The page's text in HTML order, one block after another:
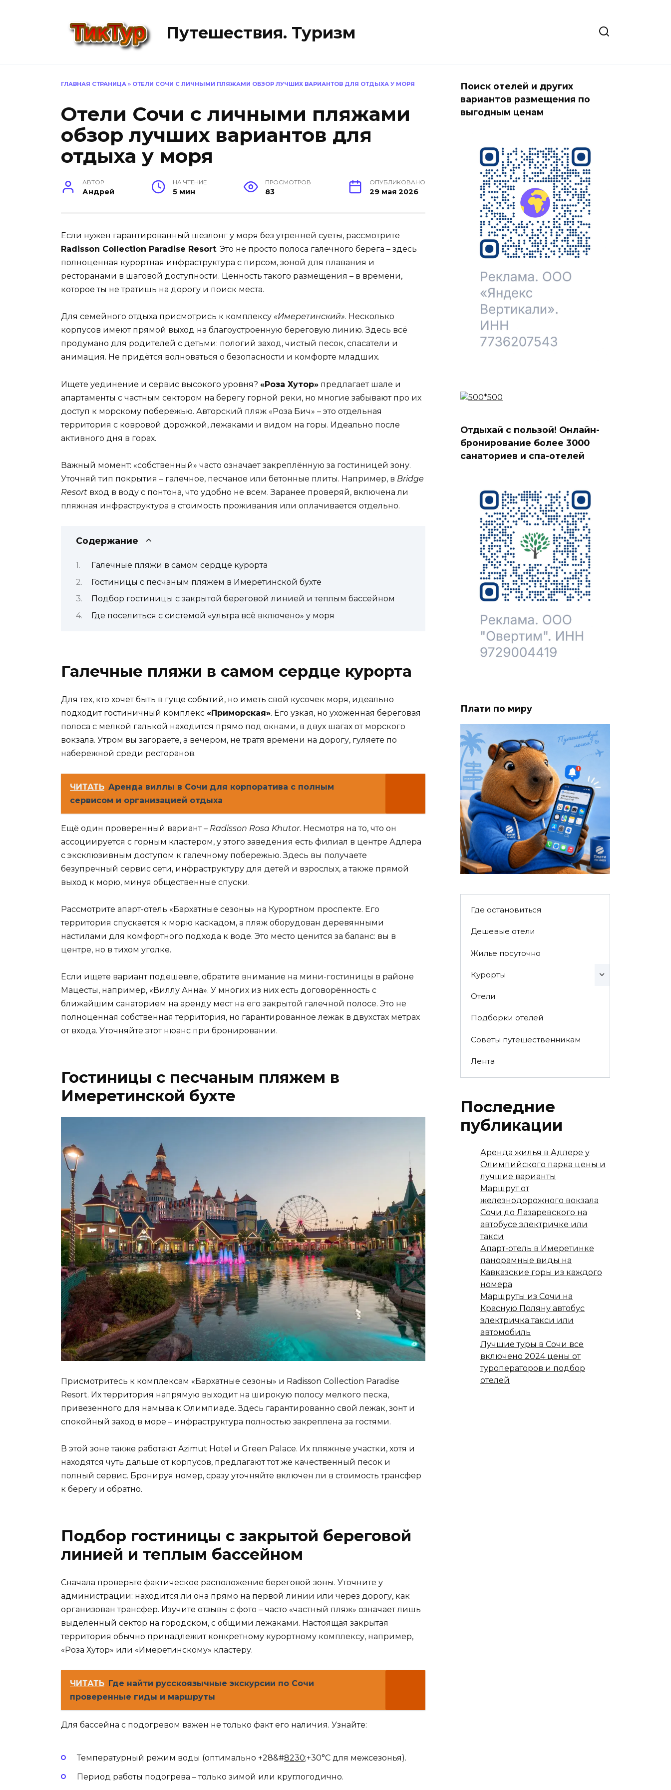
Путешествия. Туризм
ГЛАВНАЯ СТРАНИЦА » ОТЕЛИ СОЧИ С ЛИЧНЫМИ ПЛЯЖАМИ ОБЗОР ЛУЧШИХ ВАРИАНТОВ ДЛЯ ОТДЫХА У МОРЯ
Отели Сочи с личными пляжами
обзор лучших вариантов для
отдыха у моря
АВТОР
Андрей
НА ЧТЕНИЕ
5 мин
ПРОСМОТРОВ
83
ОПУБЛИКОВАНО
29 мая 2026
Если нужен гарантированный шезлонг у моря без утренней суеты, рассмотрите
Radisson Collection Paradise Resort. Это не просто полоса галечного берега – здесь
полноценная курортная инфраструктура с пирсом, зоной для плавания и
ресторанами в шаговой доступности. Ценность такого размещения – в времени,
которое ты не тратишь на дорогу и поиск места.
Для семейного отдыха присмотрись к комплексу «Имеретинский». Несколько
корпусов имеют прямой выход на благоустроенную береговую линию. Здесь всё
продумано для родителей с детьми: пологий заход, чистый песок, спасатели и
анимация. Не придётся волноваться о безопасности и комфорте младших.
Ищете уединение и сервис высокого уровня? «Роза Хутор» предлагает шале и
апартаменты с частным сектором на берегу горной реки, но многие забывают про их
доступ к морскому побережью. Авторский пляж «Роза Бич» – это отдельная
территория с ковровой дорожкой, лежаками и видом на горы. Идеально после
активного дня в горах.
Важный момент: «собственный» часто означает закреплённую за гостиницей зону.
Уточняй тип покрытия – галечное, песчаное или бетонные плиты. Например, в Bridge
Resort вход в воду с понтона, что удобно не всем. Заранее проверяй, включена ли
пляжная инфраструктура в стоимость проживания или оплачивается отдельно.
Содержание
Галечные пляжи в самом сердце курорта
Гостиницы с песчаным пляжем в Имеретинской бухте
Подбор гостиницы с закрытой береговой линией и теплым бассейном
Где поселиться с системой «ультра всё включено» у моря
Галечные пляжи в самом сердце курорта
Для тех, кто хочет быть в гуще событий, но иметь свой кусочек моря, идеально
подходит гостиничный комплекс «Приморская». Его узкая, но ухоженная береговая
полоса с мелкой галькой находится прямо под окнами, в двух шагах от морского
вокзала. Утром вы загораете, а вечером, не тратя времени на дорогу, гуляете по
набережной среди ресторанов.
ЧИТАТЬ Аренда виллы в Сочи для корпоратива с полным
сервисом и организацией отдыха
Ещё один проверенный вариант – Radisson Rosa Khutor. Несмотря на то, что он
ассоциируется с горным кластером, у этого заведения есть филиал в центре Адлера
с эксклюзивным доступом к галечному побережью. Здесь вы получаете
безупречный сервис сети, инфраструктуру для детей и взрослых, а также прямой
выход к морю, минуя общественные спуски.
Рассмотрите апарт-отель «Бархатные сезоны» на Курортном проспекте. Его
территория спускается к морю каскадом, а пляж оборудован деревянными
настилами для комфортного подхода к воде. Это место ценится за баланс: вы в
центре, но в тихом уголке.
Если ищете вариант подешевле, обратите внимание на мини-гостиницы в районе
Мацесты, например, «Виллу Анна». У многих из них есть договорённость с
ближайшим санаторием на аренду мест на его закрытой галечной полосе. Это не
полноценная собственная территория, но гарантированное лежак в двухстах метрах
от входа. Уточняйте этот нюанс при бронировании.
Гостиницы с песчаным пляжем в
Имеретинской бухте
Присмотритесь к комплексам «Бархатные сезоны» и Radisson Collection Paradise
Resort. Их территория напрямую выходит на широкую полосу мелкого песка,
привезенного для намыва к Олимпиаде. Здесь гарантированно свой лежак, зонт и
спокойный заход в море – инфраструктура полностью закреплена за гостями.
В этой зоне также работают Azimut Hotel и Green Palace. Их пляжные участки, хотя и
находятся чуть дальше от корпусов, предлагают тот же качественный песок и
полный сервис. Бронируя номер, сразу уточняйте включен ли в стоимость трансфер
к берегу и обратно.
Подбор гостиницы с закрытой береговой
линией и теплым бассейном
Сначала проверьте фактическое расположение береговой зоны. Уточните у
администрации: находится ли она прямо на первой линии или через дорогу, как
организован трансфер. Изучите отзывы с фото – часто «частный пляж» означает лишь
выделенный сектор на городском, с общими лежаками. Настоящая закрытая
территория обычно принадлежит конкретному курортному комплексу, например,
«Роза Хутор» или «Имеретинскому» кластеру.
ЧИТАТЬ Где найти русскоязычные экскурсии по Сочи
проверенные гиды и маршруты
Для бассейна с подогревом важен не только факт его наличия. Узнайте:
Температурный режим воды (оптимально +28&#8230;+30°C для межсезонья).
Период работы подогрева – только зимой или круглогодично.
Поиск отелей и других
вариантов размещения по
выгодным ценам
Отдыхай с пользой! Онлайн-
бронирование более 3000
санаториев и спа-отелей
Плати по миру
Где остановиться
Дешевые отели
Жилье посуточно
Курорты
Отели
Подборки отелей
Советы путешественникам
Лента
Последние
публикации
Аренда жилья в Адлере у
Олимпийского парка цены и
лучшие варианты
Маршрут от
железнодорожного вокзала
Сочи до Лазаревского на
автобусе электричке или
такси
Апарт-отель в Имеретинке
панорамные виды на
Кавказские горы из каждого
номера
Маршруты из Сочи на
Красную Поляну автобус
электричка такси или
автомобиль
Лучшие туры в Сочи все
включено 2024 цены от
туроператоров и подбор
отелей